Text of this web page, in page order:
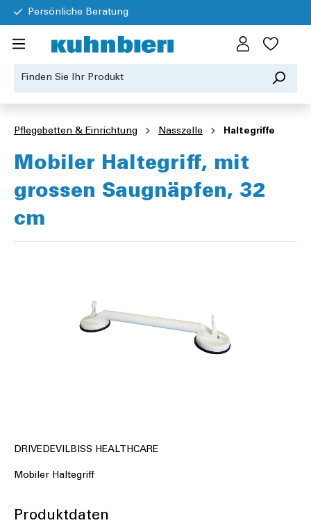
Persönliche Beratung
Pflegebetten & Einrichtung Nasszelle Haltegriffe
Mobiler Haltegriff, mit
grossen Saugnäpfen, 32
cm
DRIVEDEVILBISS HEALTHCARE
Mobiler Haltegriff
Produktdaten